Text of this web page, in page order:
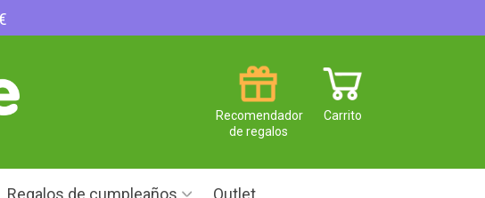
Carrito
Recomendador
de regalos
Regalos de cumpleaños Outlet